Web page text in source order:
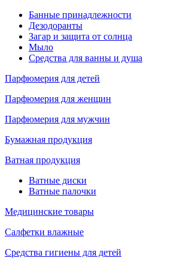
Банные принадлежности
Дезодоранты
Загар и защита от солнца
Мыло
Средства для ванны и душа
Парфюмерия для детей
Парфюмерия для женщин
Парфюмерия для мужчин
Бумажная продукция
Ватная продукция
Ватные диски
Ватные палочки
Медицинские товары
Салфетки влажные
Средства гигиены для детей